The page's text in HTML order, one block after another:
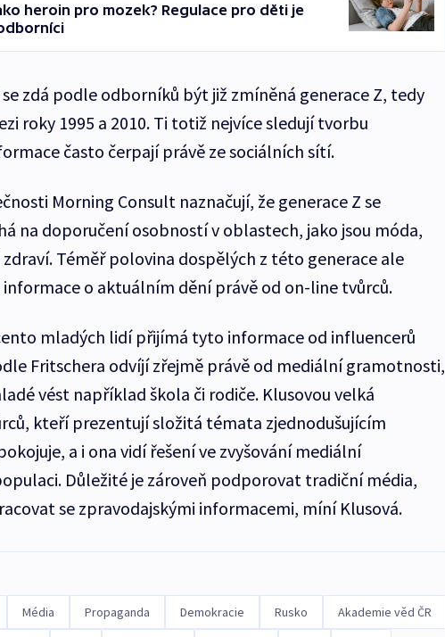
heroin pro mozek? Regulace pro děti je
zdá podle odborníků být již zmíněná generace Z, tedy
roky 1995 a 2010. Ti totiž nejvíce sledují tvorbu
často čerpají právě ze sociálních sítí.
Morning Consult naznačují, že generace Z se
na doporučení osobností v oblastech, jako jsou móda,
Téměř polovina dospělých z této generace ale
informace o aktuálním dění právě od on-line tvůrců.
mladých lidí přijímá tyto informace od influencerů
Fritschera odvíjí zřejmě právě od mediální gramotnosti,
vést například škola či rodiče. Klusovou velká
kteří prezentují složitá témata zjednodušujícím
a i ona vidí řešení ve zvyšování mediální
Důležité je zároveň podporovat tradiční média,
se zpravodajskými informacemi, míní Klusová.
Média Propaganda Demokracie Rusko Akademie věd ČR